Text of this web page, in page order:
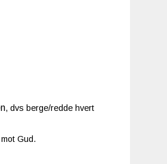
, dvs berge/redde hvert
Gud.